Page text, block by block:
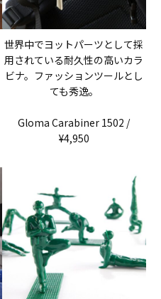
世界中でヨットパーツとして採
用されている耐久性の高いカラ
ビナ。ファッションツールとし
ても秀逸。
Gloma Carabiner 1502 /
¥4,950